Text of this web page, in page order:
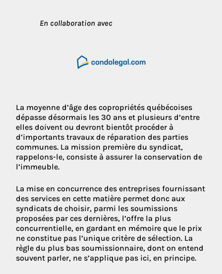
En collaboration avec
La moyenne d’âge des copropriétés québécoises
dépasse désormais les 30 ans et plusieurs d’entre
elles doivent ou devront bientôt procéder à
d’importants travaux de réparation des parties
communes. La mission première du syndicat,
rappelons-le, consiste à assurer la conservation de
l’immeuble.
La mise en concurrence des entreprises fournissant
des services en cette matière permet donc aux
syndicats de choisir, parmi les soumissions
proposées par ces dernières, l’offre la plus
concurrentielle, en gardant en mémoire que le prix
ne constitue pas l’unique critère de sélection. La
règle du plus bas soumissionnaire, dont on entend
souvent parler, ne s’applique pas ici, en principe.